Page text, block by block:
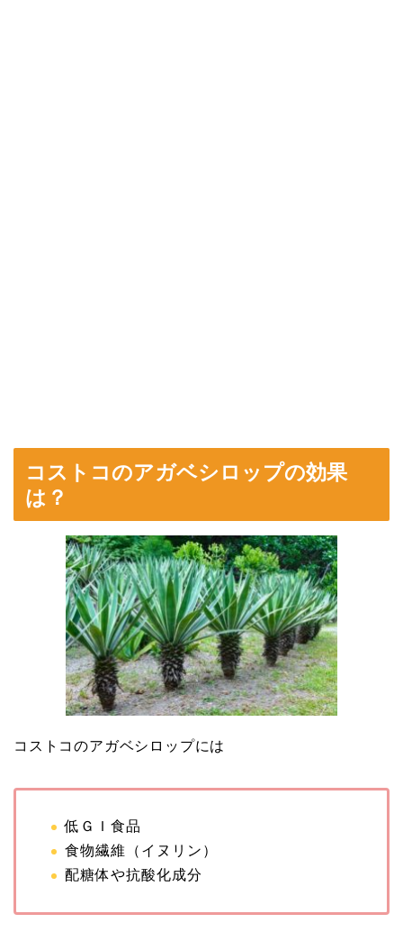
コストコのアガベシロップの効果
は？
コストコのアガベシロップには
低ＧＩ食品
食物繊維（イヌリン）
配糖体や抗酸化成分